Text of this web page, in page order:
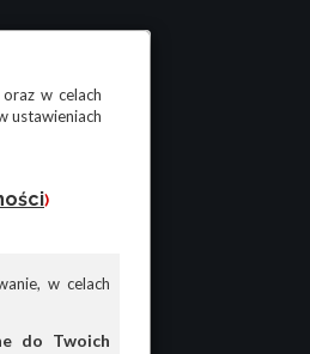
w celach
ustawieniach
)
w celach
do Twoich